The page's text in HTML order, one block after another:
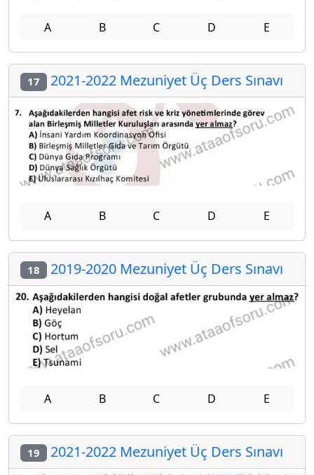
A B C D E
17 2021-2022 Mezuniyet Üç Ders Sınavı
A B C D E
18 2019-2020 Mezuniyet Üç Ders Sınavı
A B C D E
19 2021-2022 Mezuniyet Üç Ders Sınavı